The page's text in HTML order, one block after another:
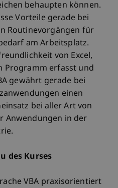
behaupten können.
Vorteile gerade bei
Routinevorgängen für
am Arbeitsplatz.
von Excel,
Programm erfasst und
gewährt gerade bei
einen
bei aller Art von
Anwendungen in der
des Kurses
VBA praxisorientiert